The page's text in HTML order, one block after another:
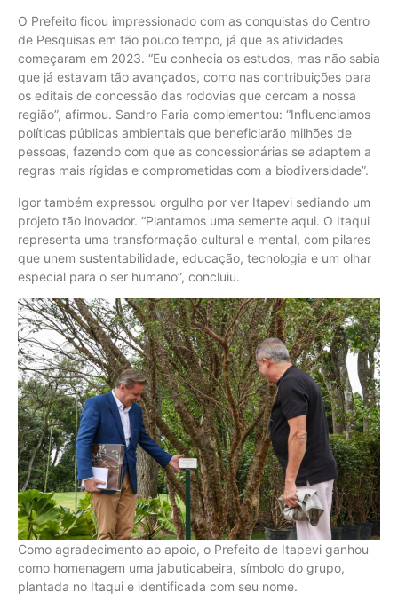
O Prefeito ficou impressionado com as conquistas do Centro
de Pesquisas em tão pouco tempo, já que as atividades
começaram em 2023. “Eu conhecia os estudos, mas não sabia
que já estavam tão avançados, como nas contribuições para
os editais de concessão das rodovias que cercam a nossa
região”, afirmou. Sandro Faria complementou: “Influenciamos
políticas públicas ambientais que beneficiarão milhões de
pessoas, fazendo com que as concessionárias se adaptem a
regras mais rígidas e comprometidas com a biodiversidade”.
Igor também expressou orgulho por ver Itapevi sediando um
projeto tão inovador. “Plantamos uma semente aqui. O Itaqui
representa uma transformação cultural e mental, com pilares
que unem sustentabilidade, educação, tecnologia e um olhar
especial para o ser humano”, concluiu.
Como agradecimento ao apoio, o Prefeito de Itapevi ganhou
como homenagem uma jabuticabeira, símbolo do grupo,
plantada no Itaqui e identificada com seu nome.